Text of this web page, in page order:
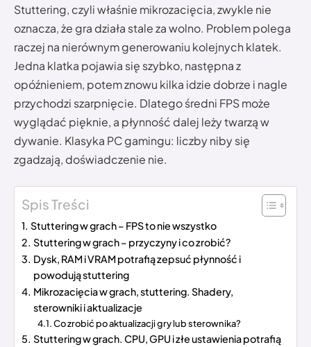
Stuttering, czyli właśnie mikrozacięcia, zwykle nie
oznacza, że gra działa stale za wolno. Problem polega
raczej na nierównym generowaniu kolejnych klatek.
Jedna klatka pojawia się szybko, następna z
opóźnieniem, potem znowu kilka idzie dobrze i nagle
przychodzi szarpnięcie. Dlatego średni FPS może
wyglądać pięknie, a płynność dalej leży twarzą w
dywanie. Klasyka PC gamingu: liczby niby się
zgadzają, doświadczenie nie.
Spis Treści
Stuttering w grach – FPS to nie wszystko
Stuttering w grach – przyczyny i co zrobić?
Dysk, RAM i VRAM potrafią zepsuć płynność i
powodują stuttering
Mikrozacięcia w grach, stuttering. Shadery,
sterowniki i aktualizacje
Co zrobić po aktualizacji gry lub sterownika?
Stuttering w grach. CPU, GPU i złe ustawienia potrafią